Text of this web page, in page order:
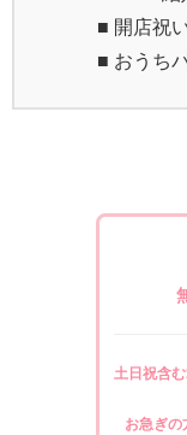
■ 開店祝い
■ おうちパ
土日祝含
お急ぎ